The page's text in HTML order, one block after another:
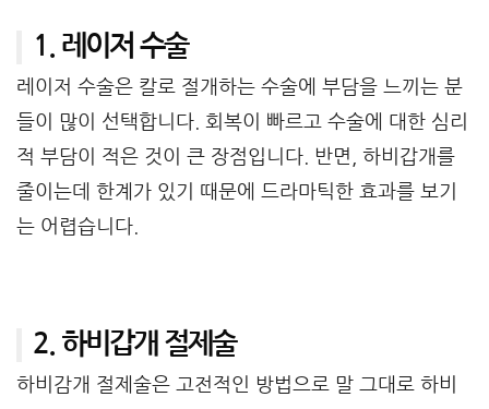
1. 레이저 수술
레이저 수술은 칼로 절개하는 수술에 부담을 느끼는 분
들이 많이 선택합니다. 회복이 빠르고 수술에 대한 심리
적 부담이 적은 것이 큰 장점입니다. 반면, 하비갑개를
줄이는데 한계가 있기 때문에 드라마틱한 효과를 보기
는 어렵습니다.
2. 하비갑개 절제술
하비감개 절제술은 고전적인 방법으로 말 그대로 하비